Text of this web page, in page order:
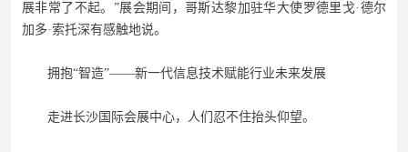
展非常了不起。”展会期间，哥斯达黎加驻华大使罗德里戈·德尔
加多·索托深有感触地说。
拥抱“智造”——新一代信息技术赋能行业未来发展
走进长沙国际会展中心，人们忍不住抬头仰望。